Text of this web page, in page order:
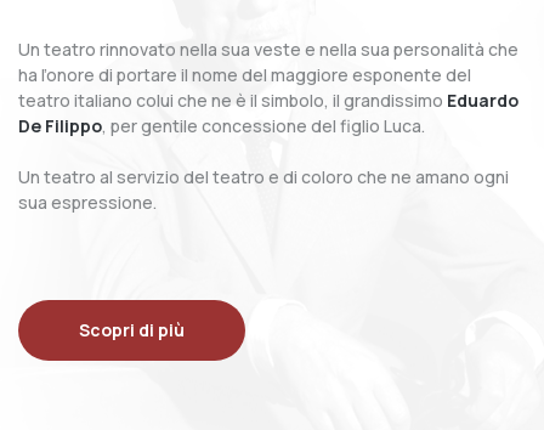
Un teatro rinnovato nella sua veste e nella sua personalità che
ha l’onore di portare il nome del maggiore esponente del
teatro italiano colui che ne è il simbolo, il grandissimo Eduardo
De Filippo, per gentile concessione del figlio Luca.
Un teatro al servizio del teatro e di coloro che ne amano ogni
sua espressione.
Scopri di più